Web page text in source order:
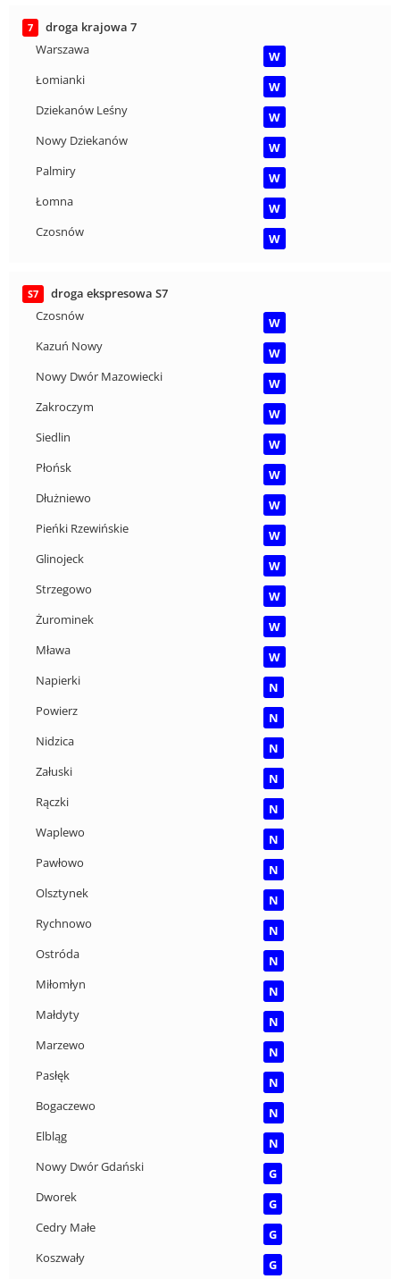
7
droga krajowa 7
Warszawa
W
Łomianki
W
Dziekanów Leśny
W
Nowy Dziekanów
W
Palmiry
W
Łomna
W
Czosnów
W
S7
droga ekspresowa S7
Czosnów
W
Kazuń Nowy
W
Nowy Dwór Mazowiecki
W
Zakroczym
W
Siedlin
W
Płońsk
W
Dłużniewo
W
Pieńki Rzewińskie
W
Glinojeck
W
Strzegowo
W
Żurominek
W
Mława
W
Napierki
N
Powierz
N
Nidzica
N
Załuski
N
Rączki
N
Waplewo
N
Pawłowo
N
Olsztynek
N
Rychnowo
N
Ostróda
N
Miłomłyn
N
Małdyty
N
Marzewo
N
Pasłęk
N
Bogaczewo
N
Elbląg
N
Nowy Dwór Gdański
G
Dworek
G
Cedry Małe
G
Koszwały
G